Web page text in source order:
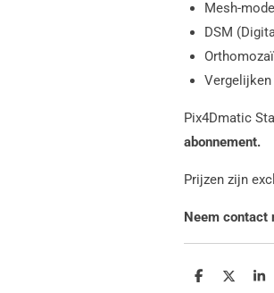
Mesh-
DSM
Pix4Dmatic
abonnement.
Prijzen zijn
Neem contact
DelenDeel